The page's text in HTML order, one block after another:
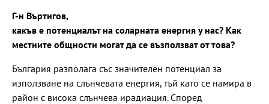
Г-н Въртигов,
какъв е потенциалът на соларната енергия у нас? Как
местните общности могат да се възползват от това?
България разполага със значителен потенциал за
използване на слънчевата енергия, тъй като се намира в
район с висока слънчева ирадиация. Според